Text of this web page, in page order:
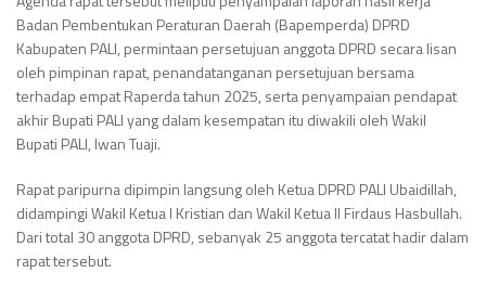
Badan Pembentukan Peraturan Daerah (Bapemperda) DPRD
Kabupaten PALI, permintaan persetujuan anggota DPRD secara lisan
oleh pimpinan rapat, penandatanganan persetujuan bersama
terhadap empat Raperda tahun 2025, serta penyampaian pendapat
akhir Bupati PALI yang dalam kesempatan itu diwakili oleh Wakil
Bupati PALI, Iwan Tuaji.
Rapat paripurna dipimpin langsung oleh Ketua DPRD PALI Ubaidillah,
didampingi Wakil Ketua I Kristian dan Wakil Ketua II Firdaus Hasbullah.
Dari total 30 anggota DPRD, sebanyak 25 anggota tercatat hadir dalam
rapat tersebut.